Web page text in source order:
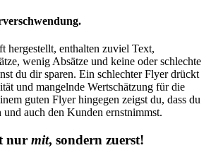
hergestellt, enthalten zuviel Text,
wenig Absätze und keine oder schlechte
du dir sparen. Ein schlechter Flyer drückt
und mangelnde Wertschätzung für die
guten Flyer hingegen zeigst du, dass du
auch den Kunden ernstnimmst.
nurmit, sondern zuerst!